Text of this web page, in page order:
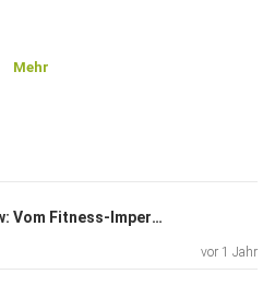
Mehr
#48 Julian Zietlow: Vom Fitness-Imperium zur spirituellen Wildnis
vor 1 Jahr